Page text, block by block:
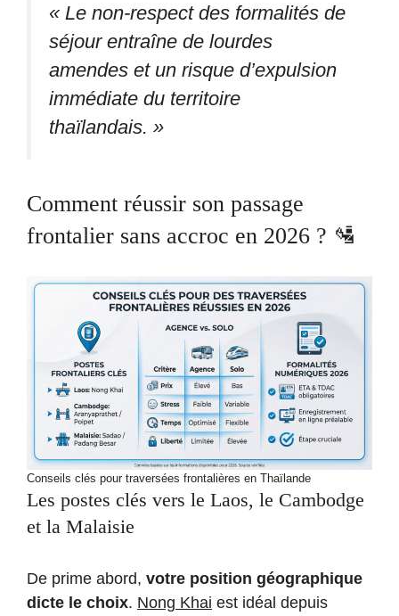
« Le non-respect des formalités de
séjour entraîne de lourdes
amendes et un risque d’expulsion
immédiate du territoire
thaïlandais. »
Comment réussir son passage
frontalier sans accroc en 2026 ? 🛂
Conseils clés pour traversées frontalières en Thaïlande
Les postes clés vers le Laos, le Cambodge
et la Malaisie
De prime abord, votre position géographique
dicte le choix. Nong Khai est idéal depuis